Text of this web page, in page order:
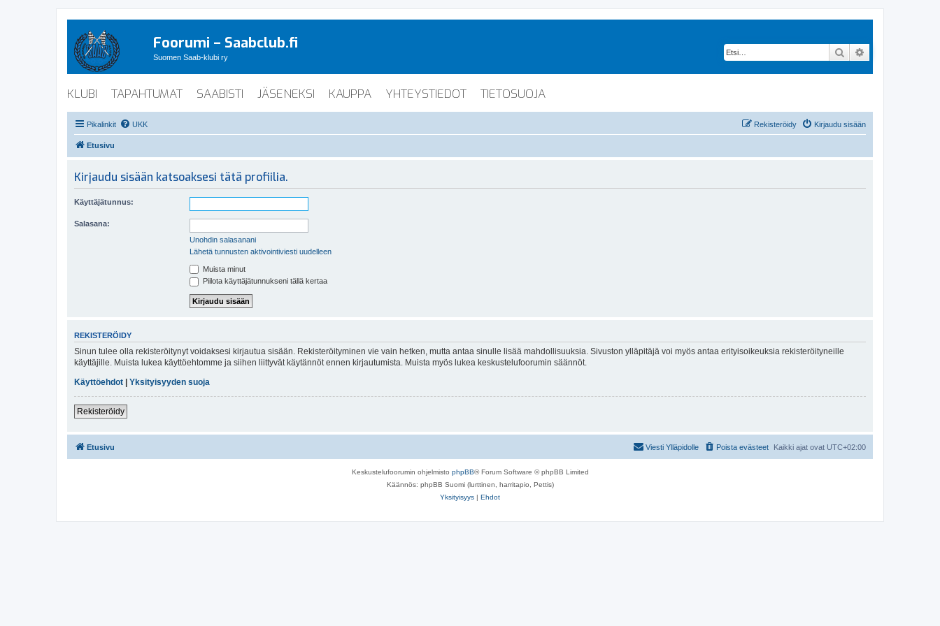
Foorumi – Saabclub.fi
Suomen Saab-klubi ry Etsi
KLUBI TAPAHTUMAT SAABISTI JÄSENEKSI KAUPPA YHTEYSTIEDOT TIETOSUOJA
Pikalinkit UKK Kirjaudu sisään
Rekisteröidy
Etusivu
Kirjaudu sisään katsoaksesi tätä profiilia.
Käyttäjätunnus:
Salasana:
Unohdin salasanani
Lähetä tunnusten aktivointiviesti uudelleen
Muista minut
Piilota käyttäjätunnukseni tällä kertaa
REKISTERÖIDY
Sinun tulee olla rekisteröitynyt voidaksesi kirjautua sisään. Rekisteröityminen vie vain hetken, mutta antaa sinulle lisää mahdollisuuksia. Sivuston ylläpitäjä voi myös antaa erityisoikeuksia rekisteröityneille
käyttäjille. Muista lukea käyttöehtomme ja siihen liittyvät käytännöt ennen kirjautumista. Muista myös lukea keskustelufoorumin säännöt.
Käyttöehdot
Yksityisyyden suoja
Rekisteröidy
Etusivu Kaikki ajat ovat UTC+02:00
Poista evästeet
Viesti Ylläpidolle
Keskustelufoorumin ohjelmisto phpBB® Forum Software © phpBB Limited
Käännös: phpBB Suomi (lurttinen, harritapio, Pettis)
Yksityisyys | Ehdot